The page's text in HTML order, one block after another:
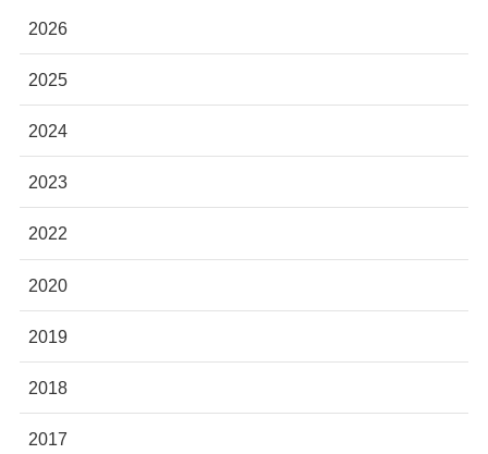
2026
2025
2024
2023
2022
2020
2019
2018
2017